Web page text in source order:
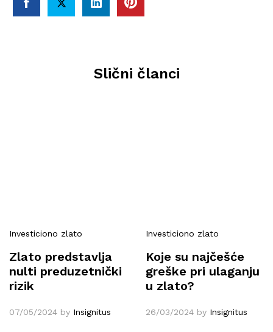
Slični članci
Investiciono zlato
Zlato predstavlja
nulti preduzetnički
rizik
07/05/2024 by Insignitus
Investiciono zlato
Koje su najčešće
greške pri ulaganju
u zlato?
26/03/2024 by Insignitus